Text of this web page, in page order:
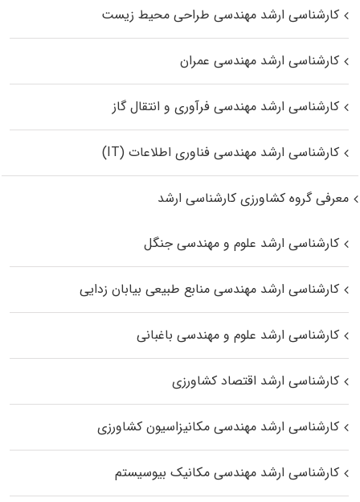
کارشناسی ارشد مهندسی طراحی محیط زیست
کارشناسی ارشد مهندسی عمران
کارشناسی ارشد مهندسی فرآوری و انتقال گاز
کارشناسی ارشد مهندسی فناوری اطلاعات (IT)
معرفی گروه کشاورزی کارشناسی ارشد
کارشناسی ارشد علوم و مهندسی جنگل
کارشناسی ارشد مهندسی منابع طبیعی بیابان زدایی
کارشناسی ارشد علوم و مهندسی باغبانی
کارشناسی ارشد اقتصاد کشاورزی
کارشناسی ارشد مهندسی مکانیزاسیون کشاورزی
کارشناسی ارشد مهندسی مکانیک بیوسیستم